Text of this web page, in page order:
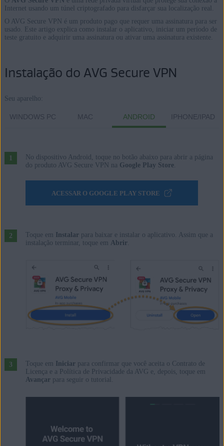
Produtos:
AVG Secure VPN
Internet usando um túnel criptografado para disfarçar sua localização real.
O AVG Secure VPN é um produto pago que requer uma assinatura para ser
usado. Este artigo explica como instalar o aplicativo, iniciar um período de
teste gratuito e adquirir uma assinatura ou ativar uma assinatura existente.
Instalação do AVG Secure VPN
Seu aparelho:
WINDOWS PC MAC ANDROID IPHONE/IPAD
No dispositivo Android, toque no botão abaixo para abrir a página
do produto AVG Secure VPN na Google Play Store.
ACESSAR O GOOGLE PLAY STORE
Toque em Instalarpara baixar e instalar o aplicativo. Assim que a
instalação terminar, toque em Abrir.
Toque em Iniciarpara confirmar que você aceita o Contrato de
Licença e a Política de Privacidade da AVG e, depois, toque em
Avançarpara seguir o tutorial.